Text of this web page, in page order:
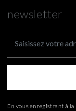
newsletter
En vous enregistrant à